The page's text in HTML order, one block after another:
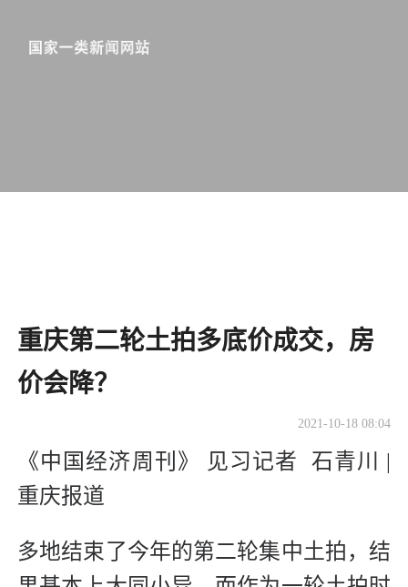
重庆第二轮土拍多底价成交，房
价会降？
2021-10-18 08:04
《中国经济周刊》 见习记者 石青川 |
重庆报道
多地结束了今年的第二轮集中土拍，结